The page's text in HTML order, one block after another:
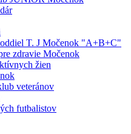
T. J Močenok "A+B+C"
zdravie Močenok
žien
veteránov
futbalistov